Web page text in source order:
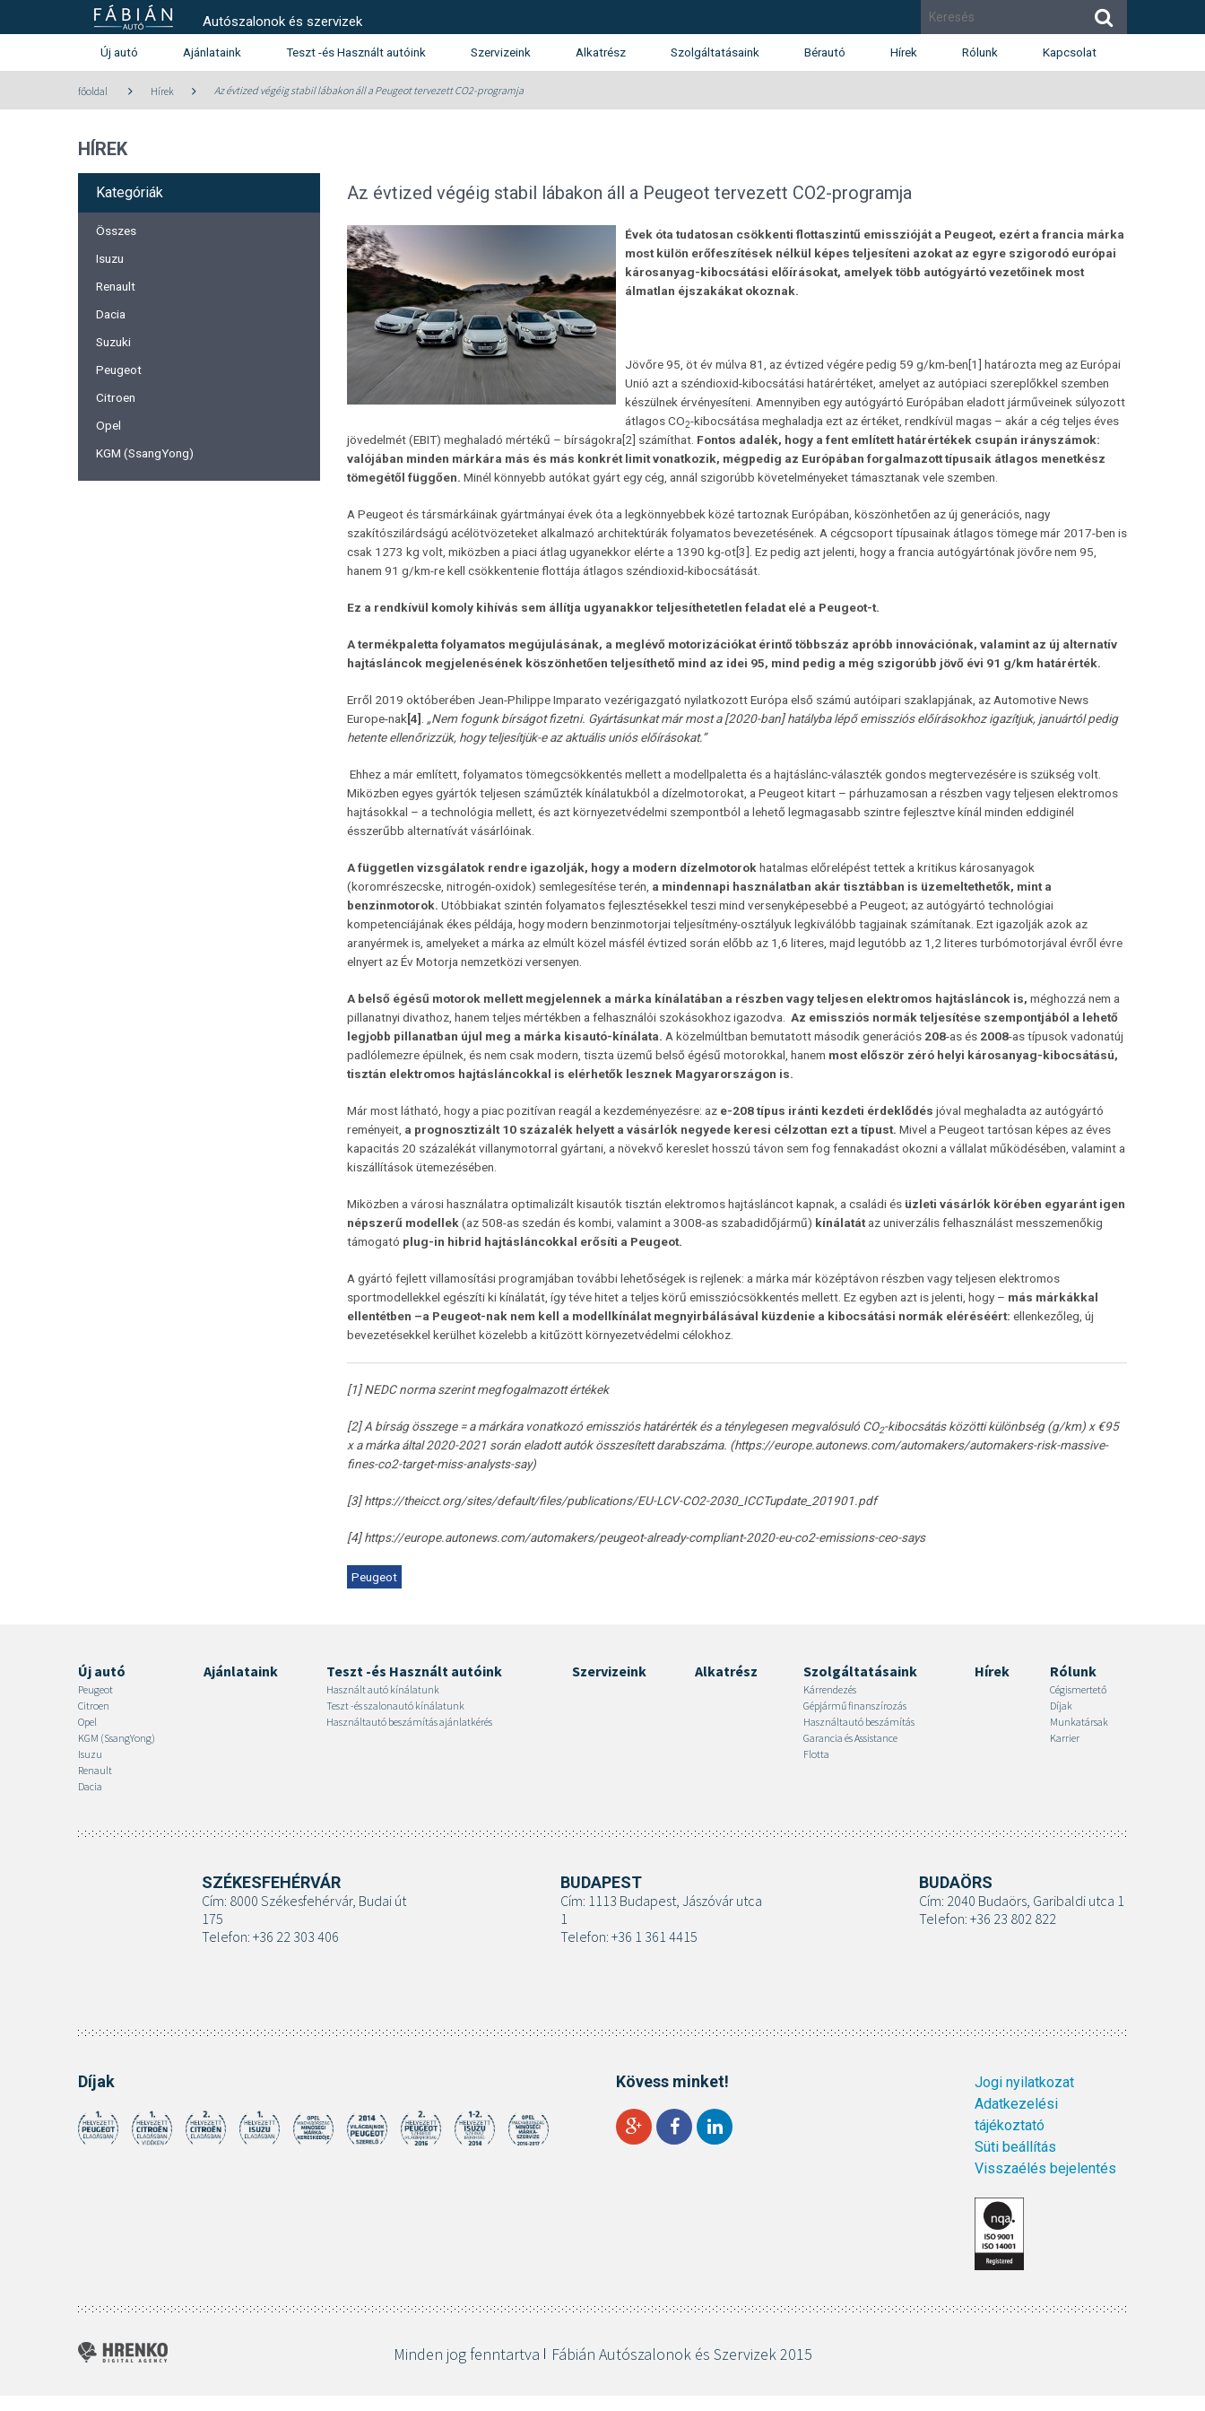
Autószalonok és szervizek
Új autó Ajánlataink Teszt -és Használt autóink
Használt autó kínálatunk
Szervizeink
SUZUKI márkaszerviz
Alkatrész Szolgáltatásaink
Garancia és Assistance
Flotta
Bérautó Hírek Rólunk Kapcsolat
főoldal Hírek Az évtized végéig stabil lábakon áll a Peugeot tervezett CO2-programja
HÍREK
Kategóriák
Összes
Isuzu
Renault
Dacia
Suzuki
Peugeot
Citroen
Opel
KGM (SsangYong)
Az évtized végéig stabil lábakon áll a Peugeot tervezett CO2-programja
Évek óta tudatosan csökkenti flottaszintű emisszióját a Peugeot, ezért a francia márka
most külön erőfeszítések nélkül képes teljesíteni azokat az egyre szigorodó európai
károsanyag-kibocsátási előírásokat, amelyek több autógyártó vezetőinek most
álmatlan éjszakákat okoznak.
Jövőre 95, öt év múlva 81, az évtized végére pedig 59 g/km-ben[1] határozta meg az Európai
Unió azt a széndioxid-kibocsátási határértéket, amelyet az autópiaci szereplőkkel szemben
készülnek érvényesíteni. Amennyiben egy autógyártó Európában eladott járműveinek súlyozott
átlagos CO2-kibocsátása meghaladja ezt az értéket, rendkívül magas – akár a cég teljes éves
jövedelmét (EBIT) meghaladó mértékű – bírságokra[2] számíthat. Fontos adalék, hogy a fent említett határértékek csupán irányszámok:
valójában minden márkára más és más konkrét limit vonatkozik, mégpedig az Európában forgalmazott típusaik átlagos menetkész
tömegétől függően. Minél könnyebb autókat gyárt egy cég, annál szigorúbb követelményeket támasztanak vele szemben.
A Peugeot és társmárkáinak gyártmányai évek óta a legkönnyebbek közé tartoznak Európában, köszönhetően az új generációs, nagy
szakítószilárdságú acélötvözeteket alkalmazó architektúrák folyamatos bevezetésének. A cégcsoport típusainak átlagos tömege már 2017-ben is
csak 1273 kg volt, miközben a piaci átlag ugyanekkor elérte a 1390 kg-ot[3]. Ez pedig azt jelenti, hogy a francia autógyártónak jövőre nem 95,
hanem 91 g/km-re kell csökkentenie flottája átlagos széndioxid-kibocsátását.
Ez a rendkívül komoly kihívás sem állítja ugyanakkor teljesíthetetlen feladat elé a Peugeot-t.
A termékpaletta folyamatos megújulásának, a meglévő motorizációkat érintő többszáz apróbb innovációnak, valamint az új alternatív
hajtásláncok megjelenésének köszönhetően teljesíthető mind az idei 95, mind pedig a még szigorúbb jövő évi 91 g/km határérték.
Erről 2019 októberében Jean-Philippe Imparato vezérigazgató nyilatkozott Európa első számú autóipari szaklapjának, az Automotive News
Europe-nak [4]
„Nem fogunk bírságot fizetni. Gyártásunkat már most a [2020-ban] hatályba lépő emissziós előírásokhoz igazítjuk, januártól pedig
hetente ellenőrizzük, hogy teljesítjük-e az aktuális uniós előírásokat.”
Ehhez a már említett, folyamatos tömegcsökkentés mellett a modellpaletta és a hajtáslánc-választék gondos megtervezésére is szükség volt.
Miközben egyes gyártók teljesen száműzték kínálatukból a dízelmotorokat, a Peugeot kitart – párhuzamosan a részben vagy teljesen elektromos
hajtásokkal – a technológia mellett, és azt környezetvédelmi szempontból a lehető legmagasabb szintre fejlesztve kínál minden eddiginél
ésszerűbb alternatívát vásárlóinak.
A független vizsgálatok rendre igazolják, hogy a modern dízelmotorok hatalmas előrelépést tettek a kritikus károsanyagok
(koromrészecske, nitrogén-oxidok) semlegesítése terén, a mindennapi használatban akár tisztábban is üzemeltethetők, mint a
benzinmotorok. Utóbbiakat szintén folyamatos fejlesztésekkel teszi mind versenyképesebbé a Peugeot; az autógyártó technológiai
kompetenciájának ékes példája, hogy modern benzinmotorjai teljesítmény-osztályuk legkiválóbb tagjainak számítanak. Ezt igazolják azok az
aranyérmek is, amelyeket a márka az elmúlt közel másfél évtized során előbb az 1,6 literes, majd legutóbb az 1,2 literes turbómotorjával évről évre
elnyert az Év Motorja nemzetközi versenyen.
A belső égésű motorok mellett megjelennek a márka kínálatában a részben vagy teljesen elektromos hajtásláncok is, méghozzá nem a
pillanatnyi divathoz, hanem teljes mértékben a felhasználói szokásokhoz igazodva. Az emissziós normák teljesítése szempontjából a lehető
legjobb pillanatban újul meg a márka kisautó-kínálata. A közelmúltban bemutatott második generációs 208-as és 2008-as típusok vadonatúj
padlólemezre épülnek, és nem csak modern, tiszta üzemű belső égésű motorokkal, hanem most először zéró helyi károsanyag-kibocsátású,
tisztán elektromos hajtásláncokkal is elérhetők lesznek Magyarországon is.
Már most látható, hogy a piac pozitívan reagál a kezdeményezésre: az e-208 típus iránti kezdeti érdeklődés jóval meghaladta az autógyártó
reményeit, a prognosztizált 10 százalék helyett a vásárlók negyede keresi célzottan ezt a típust. Mivel a Peugeot tartósan képes az éves
kapacitás 20 százalékát villanymotorral gyártani, a növekvő kereslet hosszú távon sem fog fennakadást okozni a vállalat működésében, valamint a
kiszállítások ütemezésében.
Miközben a városi használatra optimalizált kisautók tisztán elektromos hajtásláncot kapnak, a családi és üzleti vásárlók körében egyaránt igen
népszerű modellek (az 508-as szedán és kombi, valamint a 3008-as szabadidőjármű) kínálatátaz univerzális felhasználást messzemenőkig
támogató plug-in hibrid hajtásláncokkal erősíti a Peugeot.
A gyártó fejlett villamosítási programjában további lehetőségek is rejlenek: a márka már középtávon részben vagy teljesen elektromos
sportmodellekkel egészíti ki kínálatát, így téve hitet a teljes körű emissziócsökkentés mellett. Ez egyben azt is jelenti, hogy – más márkákkal
ellentétben –a Peugeot-nak nem kell a modellkínálat megnyirbálásával küzdenie a kibocsátási normák eléréséért: ellenkezőleg, új
bevezetésekkel kerülhet közelebb a kitűzött környezetvédelmi célokhoz.
[1]NEDC norma szerint megfogalmazott értékek
[2]A bírság összege = a márkára vonatkozó emissziós határérték és a ténylegesen megvalósuló CO2-kibocsátás közötti különbség (g/km) x €95
x a márka által 2020-2021 során eladott autók összesített darabszáma. (https://europe.autonews.com/automakers/automakers-risk-massive-
fines-co2-target-miss-analysts-say)
[3] https://theicct.org/sites/default/files/publications/EU-LCV-CO2-2030_ICCTupdate_201901.pdf
[4] https://europe.autonews.com/automakers/peugeot-already-compliant-2020-eu-co2-emissions-ceo-says
Peugeot
Új autó
Peugeot
Citroen
Opel
KGM (SsangYong)
Isuzu
Renault
Dacia
Ajánlataink Teszt -és Használt autóink
Használt autó kínálatunk
Teszt -és szalonautó kínálatunk
Használtautó beszámítás ajánlatkérés
Szervizeink Alkatrész Szolgáltatásaink
Kárrendezés
Gépjármű finanszírozás
Használtautó beszámítás
Garancia és Assistance
Flotta
Hírek Rólunk
Cégismertető
Díjak
Munkatársak
Karrier
SZÉKESFEHÉRVÁR
Cím: 8000 Székesfehérvár, Budai út
175
Telefon: +36 22 303 406
BUDAPEST
Cím: 1113 Budapest, Jászóvár utca
1
Telefon: +36 1 361 4415
BUDAÖRS
Cím: 2040 Budaörs, Garibaldi utca 1
Telefon: +36 23 802 822
Díjak Kövess minket!
Jogi nyilatkozat
Adatkezelési
tájékoztató
Süti beállítás
Visszaélés bejelentés
Minden jog fenntartva Fábián Autószalonok és Szervizek 2015